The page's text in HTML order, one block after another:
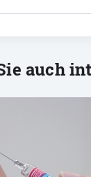
auch